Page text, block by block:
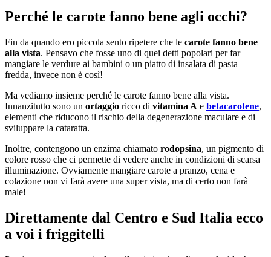
Perché le carote fanno bene agli occhi?
Fin da quando ero piccola sento ripetere che le carote fanno bene
alla vista. Pensavo che fosse uno di quei detti popolari per far
mangiare le verdure ai bambini o un piatto di insalata di pasta
fredda, invece non è così!
Ma vediamo insieme perché le carote fanno bene alla vista.
Innanzitutto sono un ortaggio ricco di vitamina A e betacarotene,
elementi che riducono il rischio della degenerazione maculare e di
sviluppare la cataratta.
Inoltre, contengono un enzima chiamato rodopsina, un pigmento di
colore rosso che ci permette di vedere anche in condizioni di scarsa
illuminazione. Ovviamente mangiare carote a pranzo, cena e
colazione non vi farà avere una super vista, ma di certo non farà
male!
Direttamente dal Centro e Sud Italia ecco
a voi i friggitelli